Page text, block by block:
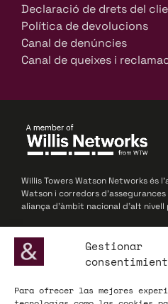
Gestionar
Para ofrecer las mejores
Declaració de drets del
Política de devolucions
Canal de denúncies
Canal de queixes i
Willis Towers Watson Networks és
Watson i corredors
aliança d’àmbit nacional d’alt
© 2025 Willis Towers Watson Networks /
ADECOSE, fundada el 1977,